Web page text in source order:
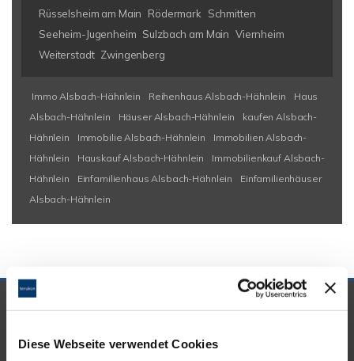
Diese Webseite verwendet Cookies
Rüsselsheim am Main
Rödermark
Schmitten
Seeheim-Jugenheim Sulzbach am Main Viernheim
Weiterstadt Zwingenberg
Immo Alsbach-Hähnlein Reihenhaus Alsbach-Hähnlein
Haus
Alsbach-Hähnlein
Häuser Alsbach-Hähnlein
kaufen Alsbach-
Hähnlein
Immobilie Alsbach-Hähnlein
Immobilien Alsbach-
Hähnlein
Hauskauf Alsbach-Hähnlein
Immobilienkauf Alsbach-
Hähnlein
Einfamilienhaus Alsbach-Hähnlein
Einfamilienhäuser
Alsbach-Hähnlein
UNSERE PARTNER &
AUSZEICHNUNGEN